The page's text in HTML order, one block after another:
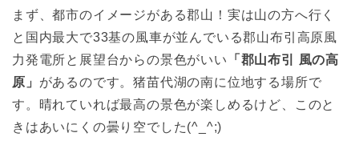
まず、都市のイメージがある郡山！実は山の方へ行く
と国内最大で33基の風車が並んでいる郡山布引高原風
力発電所と展望台からの景色がいい
「郡山布引 風の高
原」 があるのです。猪苗代湖の南に位地する場所で
す。晴れていれば最高の景色が楽しめるけど、このと
きはあいにくの曇り空でした(^_^;)